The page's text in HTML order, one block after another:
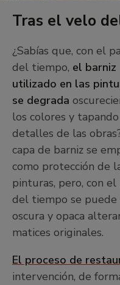
Tras el velo
¿Sabías que, con el
del tiempo, el barniz
utilizado en las
se degrada
los colores y tapando
detalles de las
capa de barniz se
como protección de
pinturas, pero, con el
del tiempo se puede
oscura y opaca
matices originales.
El proceso de
intervención, de